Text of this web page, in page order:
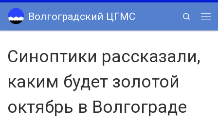
Skip to content
Волгоградский ЦГМС
Search
Синоптики рассказали,
каким будет золотой
октябрь в Волгограде